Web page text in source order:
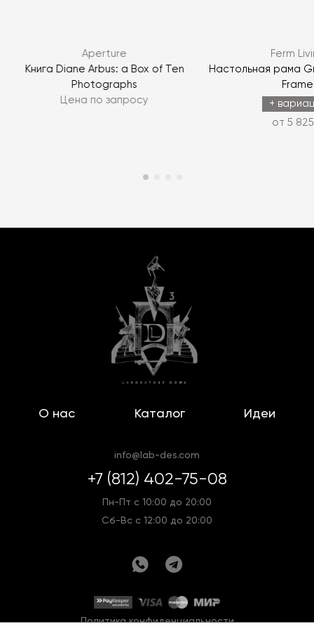
Aperture
Книга Diane Arbus: a Box of Ten
Photographs
Цена по запросу
Ferm
Настольная рама
Frame
+
от 5
О нас Каталог Идеи
info@lab-des.com
+7 (812) 402-75-08
Пн-Пт с 10:00 до 20:00
Сб-Вс с 12:00 до 20:00
Политика конфиденциальности